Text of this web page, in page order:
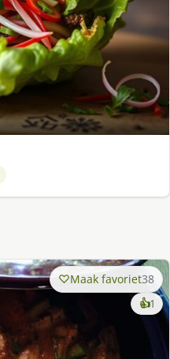
Maak favoriet38
👍1